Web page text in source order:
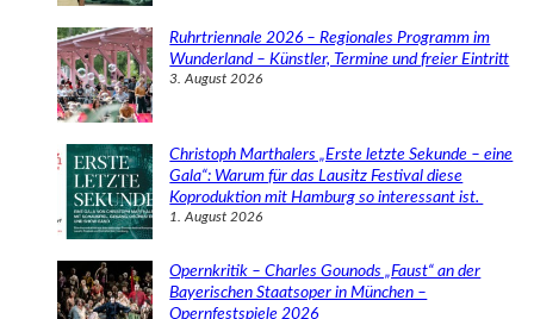
Ruhrtriennale 2026 – Regionales Programm im
Wunderland – Künstler, Termine und freier Eintritt
3. August 2026
Christoph Marthalers „Erste letzte Sekunde – eine
Gala“: Warum für das Lausitz Festival diese
Koproduktion mit Hamburg so interessant ist.
1. August 2026
Opernkritik – Charles Gounods „Faust“ an der
Bayerischen Staatsoper in München –
Opernfestspiele 2026